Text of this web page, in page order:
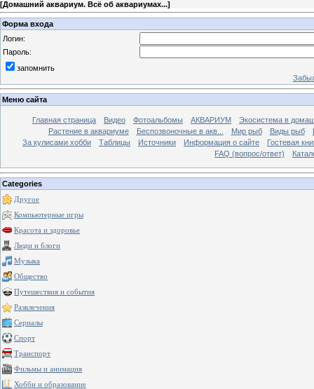
[Домашний аквариум. Всё об аквариумах...]
Форма входа
Логин:
Пароль:
запомнить
Меню сайта
Главная страница Видео Фотоальбомы АКВАРИУМ
Экосистема в
Растение в аквариуме
Беспозвоночные в акв... Мир рыб Виды рыб
За кулисами хобби
Таблицы Источники Информация о сайте
Гостевая
FAQ (вопрос/ответ)
Categories
Другое
Компьютерные игры
Красота и здоровье
Люди и блоги
Музыка
Общество
Путешествия и события
Развлечения
Сериалы
Спорт
Транспорт
Фильмы и анимация
Хобби и образование